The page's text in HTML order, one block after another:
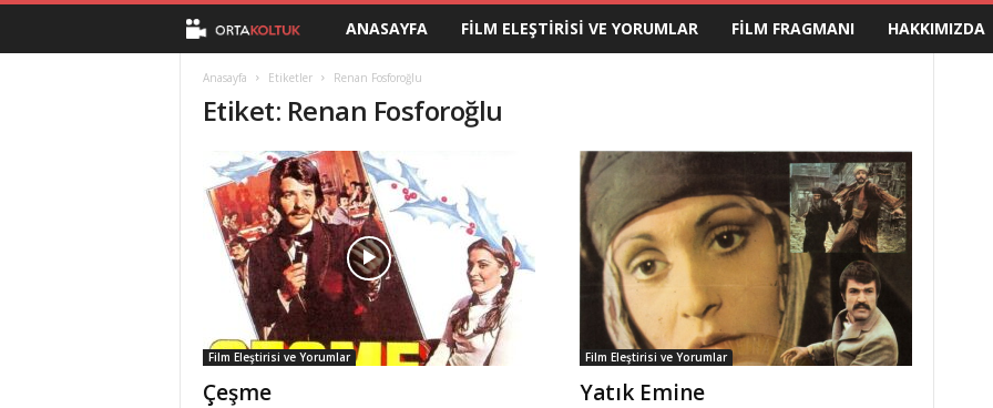
t
a
K
o
t
ANASAYFA FILM ELEŞTIRISI VE YORUMLAR FILM FRAGMANI HAKKIMIZDA
Anasayfa Etiketler Renan Fosforoğlu
Etiket: Renan Fosforoğlu
Film Eleştirisi ve Yorumlar
Çeşme
Film Eleştirisi ve Yorumlar
Yatık Emine